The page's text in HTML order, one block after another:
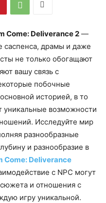
Come: Deliverance 2 —
саспенса, драмы и даже
не только обогащают
вашу связь с
побочные
историей, в то
уникальные возможности
Исследуйте мир
разнообразные
и разнообразие в
Come: Deliverance
с NPC могут
сюжета и отношения с
игру уникальной.